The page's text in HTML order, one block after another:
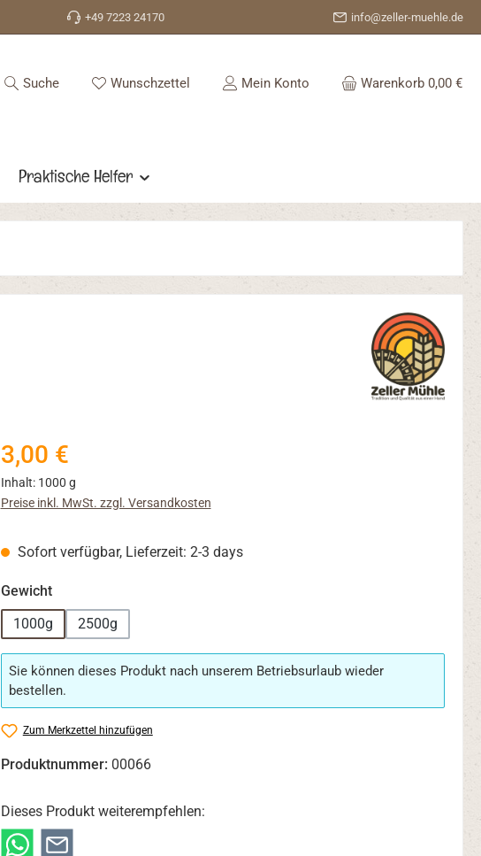
+49 7223 24170 info@zeller-muehle.de
Suche Wunschzettel Du hast 0 Produkte auf dem Merkzettel
Mein Konto Warenkorb 0,00 €
Praktische Helfer
Regulärer Preis:
3,00 €
Inhalt: 1000 g
Preise inkl. MwSt. zzgl. Versandkosten
Sofort verfügbar, Lieferzeit: 2-3 days
Gewichtauswählen
1000g
2500g
Sie können dieses Produkt nach unserem Betriebsurlaub wieder
bestellen.
Zum Merkzettel hinzufügen
Produktnummer: 00066
Dieses Produkt weiterempfehlen: